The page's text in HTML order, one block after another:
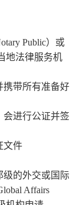
Public）或
地法律服务机
携带所有准备好
会进行公证并签
件
级的外交或国际
Affairs